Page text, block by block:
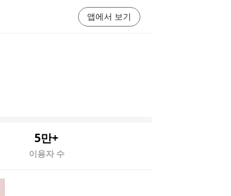
5만+
이용자 수
앱에서 보기